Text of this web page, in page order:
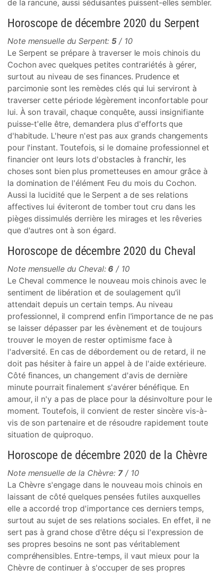
de la rancune, aussi séduisantes puissent-elles sembler.
Horoscope de décembre 2020 du Serpent
Note mensuelle du Serpent:5 / 10
Le Serpent se prépare à traverser le mois chinois du
Cochon avec quelques petites contrariétés à gérer,
surtout au niveau de ses finances. Prudence et
parcimonie sont les remèdes clés qui lui serviront à
traverser cette période légèrement inconfortable pour
lui. À son travail, chaque conquête, aussi insignifiante
puisse-t'elle être, demandera plus d'efforts que
d'habitude. L'heure n'est pas aux grands changements
pour l'instant. Toutefois, si le domaine professionnel et
financier ont leurs lots d'obstacles à franchir, les
choses sont bien plus prometteuses en amour grâce à
la domination de l'élément Feu du mois du Cochon.
Aussi la lucidité que le Serpent a de ses relations
affectives lui éviteront de tomber tout cru dans les
pièges dissimulés derrière les mirages et les rêveries
que d'autres ont à son égard.
Horoscope de décembre 2020 du Cheval
Note mensuelle du Cheval: 6 / 10
Le Cheval commence le nouveau mois chinois avec le
sentiment de libération et de soulagement qu'il
attendait depuis un certain temps. Au niveau
professionnel, il comprend enfin l'importance de ne pas
se laisser dépasser par les évènement et de toujours
trouver le moyen de rester optimisme face à
l'adversité. En cas de débordement ou de retard, il ne
doit pas hésiter à faire un appel à de l'aide extérieure.
Côté finances, un changement d'avis de dernière
minute pourrait finalement s'avérer bénéfique. En
amour, il n'y a pas de place pour la désinvolture pour le
moment. Toutefois, il convient de rester sincère vis-à-
vis de son partenaire et de résoudre rapidement toute
situation de quiproquo.
Horoscope de décembre 2020 de la Chèvre
Note mensuelle de la Chèvre: 7 / 10
La Chèvre s'engage dans le nouveau mois chinois en
laissant de côté quelques pensées futiles auxquelles
elle a accordé trop d'importance ces derniers temps,
surtout au sujet de ses relations sociales. En effet, il ne
sert pas à grand chose d'être déçu si l'expression de
ses propres besoins ne sont pas véritablement
compréhensibles. Entre-temps, il vaut mieux pour la
Chèvre de continuer à s'occuper de ses propres